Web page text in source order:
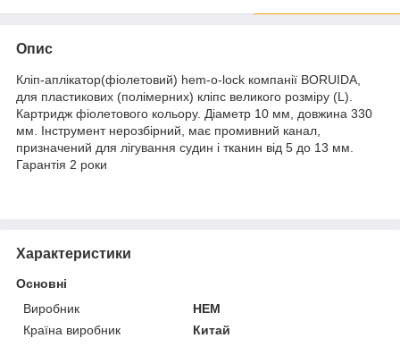
Опис
Кліп-аплікатор(фіолетовий) hem-o-lock компанії BORUIDA,
для пластикових (полімерних) кліпс великого розміру (L).
Картридж фіолетового кольору. Діаметр 10 мм, довжина 330
мм. Інструмент нерозбірний, має промивний канал,
призначений для лігування судин і тканин від 5 до 13 мм.
Гарантія 2 роки
Характеристики
Основні
Виробник
HEM
Країна виробник
Китай